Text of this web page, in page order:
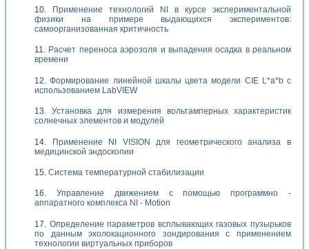
Применение технологий NI в курсе экспериментальной
физики на примере выдающихся экспериментов:
самоорганизованная критичность
Расчет переноса аэрозоля и выпадения осадка в реальном
времени
Формирование линейной шкалы цвета модели CIE L*a*b с
использованием LabVIEW
Установка для измерения вольтамперных характеристик
солнечных элементов и модулей
Применение NI VISION для геометрического анализа в
медицинской эндоскопии
Система температурной стабилизации
Управление движением с помощью программно -
аппаратного комплекса NI - Motion
Определение параметров всплывающих газовых пузырьков
по данным эхолокационного зондирования с применением
технологии виртуальных приборов